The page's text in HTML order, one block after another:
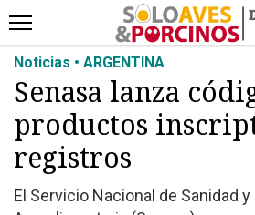
INICIO
NOTICIAS RECIENTES
NOTICIAS
ARTÍCULOS
PRODUCCIÓN
PROCESO
Noticias • ARGENTINA
Senasa lanza
productos
registros
El Servicio Nacional de Sanidad y